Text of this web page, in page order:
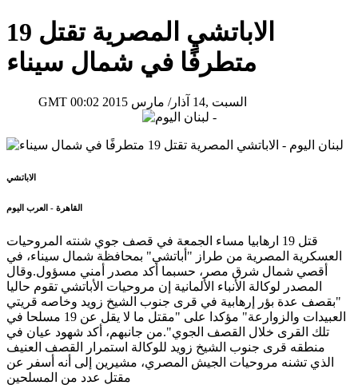
الاباتشي المصرية تقتل 19
متطرفًا في شمال سيناء
GMT 00:02 2015 السبت ,14 آذار/ مارس
الاباتشي
القاهرة - العرب اليوم
قتل 19 ارهابيا مساء الجمعة في قصف جوي شنته المروحيات
العسكرية المصرية من طراز "أباتشي" بمحافظة شمال سيناء، في
أقصي شمال شرق مصر، حسبما أكد مصدر أمني مسؤول.وقال
المصدر لوكالة الأنباء الألمانية إن مروحيات الأباتشي تقوم حاليا
"بقصف عدة بؤر إرهابية في قرى جنوب الشيخ زويد وخاصه قريتي
العبيدات والزوارعة" مؤكدا على "مقتل ما لا يقل عن 19 مسلحا في
تلك القرى خلال القصف الجوي".من جانبهم، أكد شهود عيان في
منطقه قرى جنوب الشيخ زويد للوكالة استمرار القصف العنيف
الذي تشنه مروحيات الجيش المصري، مشيرين إلى أنه أسفر عن
مقتل عدد من المسلحين